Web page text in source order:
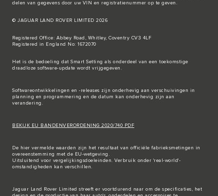
delen van gegevens door uw VIN en registratienummer op te geven.
© JAGUAR LAND ROVER LIMITED 2026
Registered Office: Abbey Road, Whitley, Coventry CV3 4LF
Registered in England No: 1672070
Het is de bedoeling dat Smart Setting als onderdeel van een toekomstige
draadloze software-update wordt vrijgegeven.
Softwareontwikkelingen en -releases zijn onderhevig aan verschuivingen in
planning en programmering en de datum kan onderhevig zijn aan
verandering.
BEKIJK EU BANDENVERORDENING 2020/740 PDF
De hier vermelde waarden zijn het resultaat van officiële fabrieksmetingen in
overeenstemming met de EU-wetgeving.
Uitsluitend voor vergelijkingsdoeleinden. Verbruik onder 'real-world'-
omstandigheden kan verschillen.
Jaguar Land Rover Limited streeft er voortdurend naar om de specificaties, het